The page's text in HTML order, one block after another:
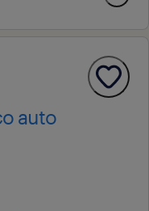
auto